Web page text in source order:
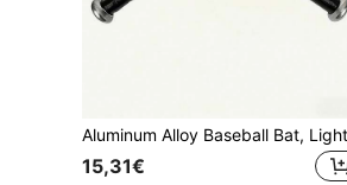
15,31€